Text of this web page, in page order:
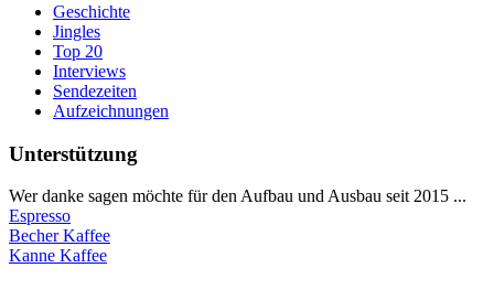
Geschichte
Jingles
Top 20
Interviews
Sendezeiten
Aufzeichnungen
Unterstützung
Wer danke sagen möchte für den Aufbau und Ausbau seit 2015 ...
Espresso
Becher Kaffee
Kanne Kaffee